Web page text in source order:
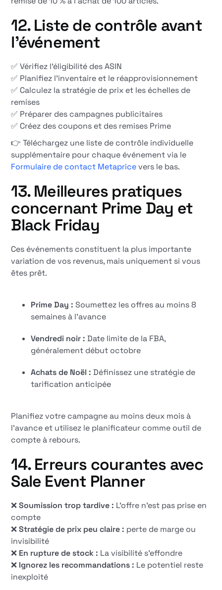
12. Liste de contrôle avant
l'événement
✅ Vérifiez l'éligibilité des ASIN
✅ Planifiez l'inventaire et le réapprovisionnement
✅ Calculez la stratégie de prix et les échelles de
remises
✅ Préparer des campagnes publicitaires
✅ Créez des coupons et des remises Prime
👉 Téléchargez une liste de contrôle individuelle
supplémentaire pour chaque événement via le
Formulaire de contact Metapricevers le bas.
13. Meilleures pratiques
concernant Prime Day et
Black Friday
Ces événements constituent la plus importante
variation de vos revenus, mais uniquement si vous
êtes prêt.
Prime Day : Soumettez les offres au moins 8
semaines à l'avance
Vendredi noir : Date limite de la FBA,
généralement début octobre
Achats de Noël : Définissez une stratégie de
tarification anticipée
Planifiez votre campagne au moins deux mois à
l'avance et utilisez le planificateur comme outil de
compte à rebours.
14. Erreurs courantes avec
Sale Event Planner
❌Soumission trop tardive : L'offre n'est pas prise en
compte
❌Stratégie de prix peu claire : perte de marge ou
invisibilité
❌ En rupture de stock : La visibilité s'effondre
❌ Ignorez les recommandations : Le potentiel reste
inexploité